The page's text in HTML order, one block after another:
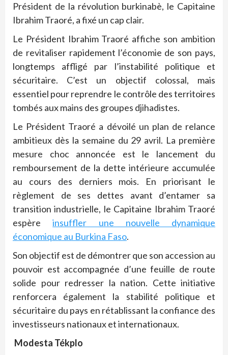
Président de la révolution burkinabè, le Capitaine
Ibrahim Traoré, a fixé un cap clair.
Le Président Ibrahim Traoré affiche son ambition
de revitaliser rapidement l’économie de son pays,
longtemps affligé par l’instabilité politique et
sécuritaire. C’est un objectif colossal, mais
essentiel pour reprendre le contrôle des territoires
tombés aux mains des groupes djihadistes.
Le Président Traoré a dévoilé un plan de relance
ambitieux dès la semaine du 29 avril. La première
mesure choc annoncée est le lancement du
remboursement de la dette intérieure accumulée
au cours des derniers mois. En priorisant le
règlement de ses dettes avant d’entamer sa
transition industrielle, le Capitaine Ibrahim Traoré
espèreinsuffler une nouvelle dynamique
économique au Burkina Faso.
Son objectif est de démontrer que son accession au
pouvoir est accompagnée d’une feuille de route
solide pour redresser la nation. Cette initiative
renforcera également la stabilité politique et
sécuritaire du pays en rétablissant la confiance des
investisseurs nationaux et internationaux.
Modesta Tékplo